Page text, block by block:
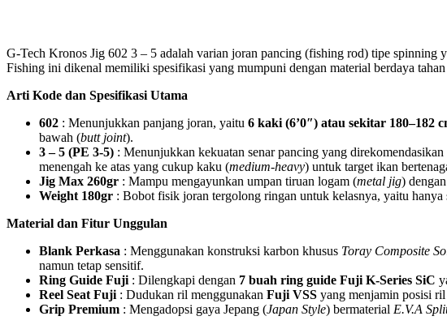
G-Tech Kronos Jig 602 3 – 5 adalah varian joran pancing (fishing rod) tipe
Fishing ini dikenal memiliki spesifikasi yang mumpuni dengan material berdaya
Arti Kode dan Spesifikasi Utama
602 : Menunjukkan panjang joran, yaitu 6 kaki (6’0″) atau sekitar 180–182
bawah (butt joint).
3 – 5 (PE 3-5) : Menunjukkan kekuatan senar pancing yang direkomendasikan
menengah ke atas yang cukup kaku (medium-heavy) untuk target ikan
Jig Max 260gr : Mampu mengayunkan umpan tiruan logam (metal jig)
Weight 180gr : Bobot fisik joran tergolong ringan untuk kelasnya, yaitu hanya
Material dan Fitur Unggulan
Blank Perkasa : Menggunakan konstruksi karbon khusus Toray Composite
namun tetap sensitif.
Ring Guide Fuji : Dilengkapi dengan 7 buah ring guide Fuji K-Series SiC
Reel Seat Fuji : Dudukan ril menggunakan Fuji VSS yang menjamin posisi
Grip Premium : Mengadopsi gaya Jepang (Japan Style) bermaterial E.V.A